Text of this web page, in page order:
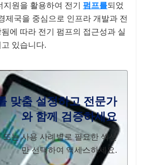
원을 활용하여 전기 펌프를되었
제국을 중심으로 인프라 개발과 전
에 따라 전기 펌프의 접근성과 실
있습니다.
맞춤 설정하고 전문가
와 함께 검증하세요
또는 사용 사례별로 필요한 섹션
만 선택하여 액세스하세요.